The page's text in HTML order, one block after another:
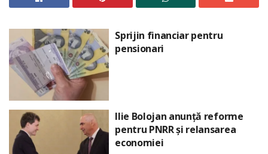
Sprijin financiar pentru
pensionari
Ilie Bolojan anunță reforme
pentru PNRR și relansarea
economiei